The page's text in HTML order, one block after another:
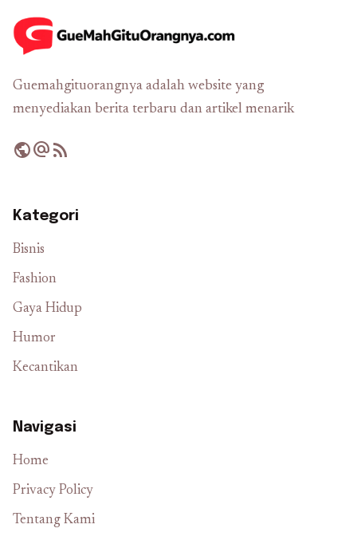
Guemahgituorangnya adalah website yang
menyediakan berita terbaru dan artikel menarik
publicalternate_emailrss_feed
Kategori
Bisnis
Fashion
Gaya Hidup
Humor
Kecantikan
Navigasi
Home
Privacy Policy
Tentang Kami